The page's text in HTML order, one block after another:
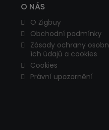
O NÁS
O Zigbuy
Obchodní podmínky
Zásady ochrany osobn
ích údajů a cookies
Cookies
Právní upozornění